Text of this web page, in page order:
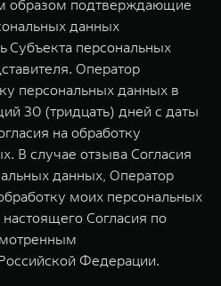
образом подтверждающие
данных
Субъекта персональных
Оператор
персональных данных в
30 (тридцать) дней с даты
на обработку
В случае отзыва Согласия
данных, Оператор
моих персональных
Согласия по
Федерации.